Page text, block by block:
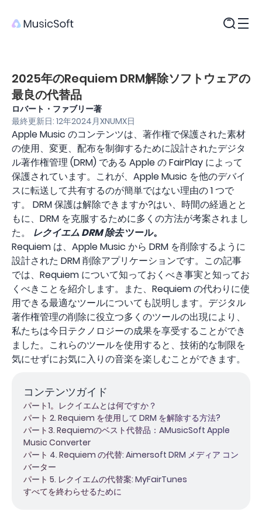
2025年のRequiem DRM解除ソフトウェアの
最良の代替品
ロバート・ファブリー著
最終更新日: 12年2024月XNUMX日
Apple Music のコンテンツは、著作権で保護された素材
の使用、変更、配布を制御するために設計されたデジタ
ル著作権管理 (DRM) である Apple の FairPlay によって
保護されています。これが、Apple Music を他のデバイ
スに転送して共有するのが簡単ではない理由の 1 つで
す。 DRM 保護は解除できますか?はい、時間の経過とと
もに、DRM を克服するために多くの方法が考案されまし
た。 レクイエム DRM除去ツール。
Requiem は、Apple Music から DRM を削除するように
設計された DRM 削除アプリケーションです。この記事
では、Requiem について知っておくべき事実と知ってお
くべきことを紹介します。また、Requiem の代わりに使
用できる最適なツールについても説明します。デジタル
著作権管理の削除に役立つ多くのツールの出現により、
私たちは今日テクノロジーの成果を享受することができ
ました。これらのツールを使用すると、技術的な制限を
気にせずにお気に入りの音楽を楽しむことができます。
コンテンツガイド
パート1。レクイエムとは何ですか？
パート 2. Requiem を使用して DRM を解除する方法?
パート3. Requiemのベスト代替品：AMusicSoft Apple
Music Converter
パート 4. Requiem の代替: Aimersoft DRM メディア コン
バーター
パート 5. レクイエムの代替案: MyFairTunes
すべてを終わらせるために